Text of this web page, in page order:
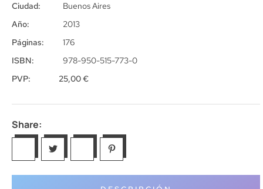
Ciudad:
Año:
Páginas:
ISBN:
Buenos Aires
2013
176
978-950-515-773-0
PVP:
25,00€
Share: